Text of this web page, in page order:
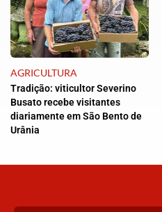
AGRICULTURA
Tradição: viticultor Severino
Busato recebe visitantes
diariamente em São Bento de
Urânia